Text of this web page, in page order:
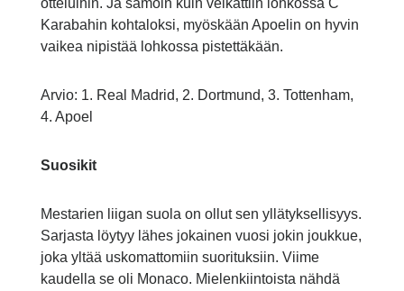
Karabahin kohtaloksi, myöskään Apoelin on hyvin
vaikea nipistää lohkossa pistettäkään.
Arvio: 1. Real Madrid, 2. Dortmund, 3. Tottenham,
4. Apoel
Suosikit
Mestarien liigan suola on ollut sen yllätyksellisyys.
Sarjasta löytyy lähes jokainen vuosi jokin joukkue,
joka yltää uskomattomiin suorituksiin. Viime
kaudella se oli Monaco. Mielenkiintoista nähdä